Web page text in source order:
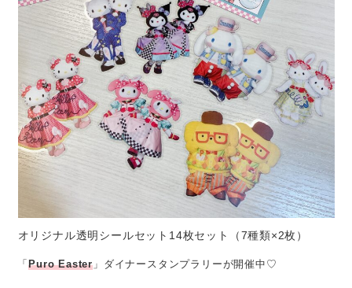
オリジナル透明シールセット14枚セット（7種類×2枚）
「Puro Easter 」ダイナースタンプラリーが開催中♡